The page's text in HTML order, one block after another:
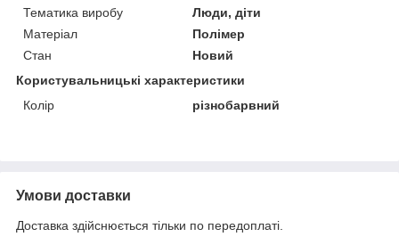
Тематика виробу
Люди, діти
Матеріал
Полімер
Стан
Новий
Користувальницькі характеристики
Колір
різнобарвний
Умови доставки
Доставка здійснюється тільки по передоплаті.